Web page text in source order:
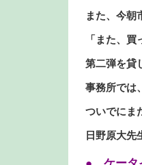
また、今朝
「また、
第二弾を貸
事務所では
ついでにま
日野原大先